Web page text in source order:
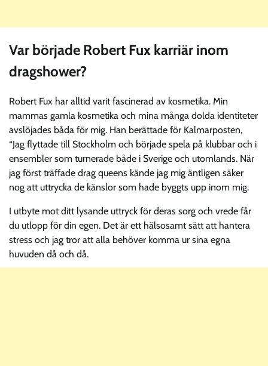
Var började Robert Fux karriär inom
dragshower?
Robert Fux har alltid varit fascinerad av kosmetika. Min
mammas gamla kosmetika och mina många dolda identiteter
avslöjades båda för mig. Han berättade för Kalmarposten,
“Jag flyttade till Stockholm och började spela på klubbar och i
ensembler som turnerade både i Sverige och utomlands. När
jag först träffade drag queens kände jag mig äntligen säker
nog att uttrycka de känslor som hade byggts upp inom mig.
I utbyte mot ditt lysande uttryck för deras sorg och vrede får
du utlopp för din egen. Det är ett hälsosamt sätt att hantera
stress och jag tror att alla behöver komma ur sina egna
huvuden då och då.